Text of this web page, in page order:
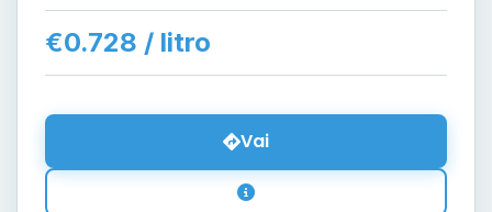
€0.728 / litro
Vai